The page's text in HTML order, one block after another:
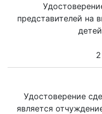
представителей на
Удостоверение
является